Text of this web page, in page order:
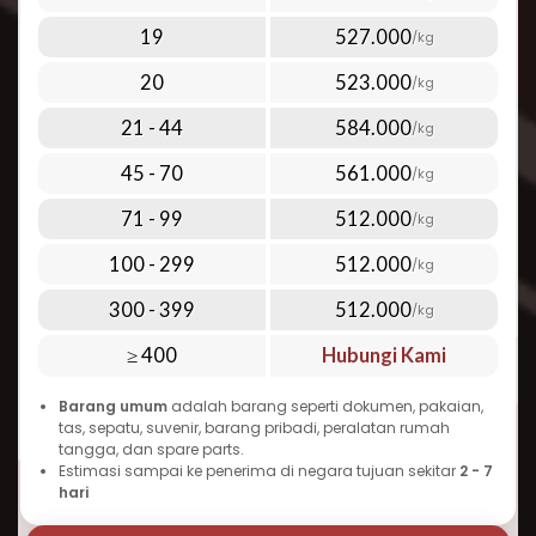
Di bawah 1 kg: mulai dari Rp 1.760.000,-
Di atas 100 kg: mulai dari Rp 512.000,- per kg
Lihat harga lengkap terbaru melalui tabel
tarif pengiriman yang ada di halaman
Perlu diingat bahwa biaya kirim paket ke
berat, dimensi, jenis barang, dan layanan
tambahan yang dipilih. Semakin banyak
barang yang Anda kirim sekaligus, semakin
ekonomis tarif per kilogramnya. Inilah yang
menjadikan Repack.id pilihan terbaik untuk
cara kirim paket murah ke Ethiopia tanpa
mengorbankan kualitas dan kecepatan.
Waktu Pengiriman Paket ke Ethiopia
yang Dapat Diandalkan
Salah satu pertanyaan umum seputar
pengiriman ke Ethiopia adalah “berapa lama
19 527.000/kg
20 523.000/kg
21 - 44 584.000/kg
45 - 70 561.000/kg
71 - 99 512.000/kg
100 - 299 512.000/kg
300 - 399 512.000/kg
≥ 400 Hubungi Kami
Barang umum adalah barang seperti dokumen, pakaian,
tas, sepatu, suvenir, barang pribadi, peralatan rumah
tangga, dan spare parts.
Estimasi sampai ke penerima di negara tujuan sekitar 2 - 7
hari